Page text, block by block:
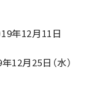
年12月11日
12月25日（水）